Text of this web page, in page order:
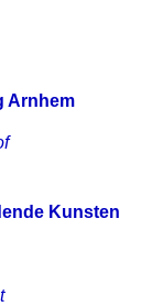
Arnhem
Kunsten